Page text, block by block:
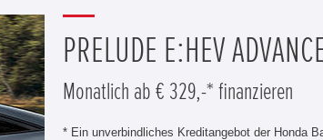
PRELUDE E:HEV
Monatlich ab € 329,-* finanzieren
* Ein unverbindliches Kreditangebot der Honda